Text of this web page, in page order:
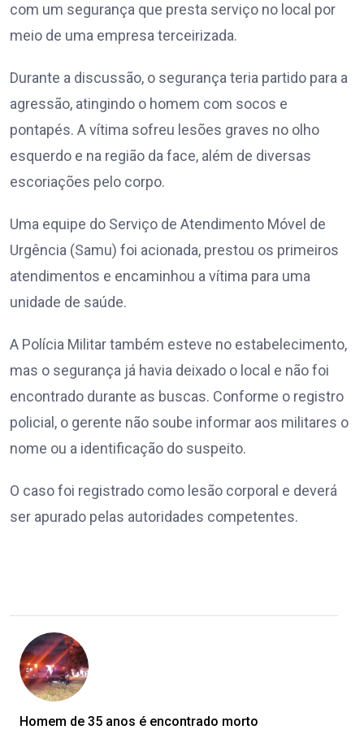
com um segurança que presta serviço no local por
meio de uma empresa terceirizada.
Durante a discussão, o segurança teria partido para a
agressão, atingindo o homem com socos e
pontapés. A vítima sofreu lesões graves no olho
esquerdo e na região da face, além de diversas
escoriações pelo corpo.
Uma equipe do Serviço de Atendimento Móvel de
Urgência (Samu) foi acionada, prestou os primeiros
atendimentos e encaminhou a vítima para uma
unidade de saúde.
A Polícia Militar também esteve no estabelecimento,
mas o segurança já havia deixado o local e não foi
encontrado durante as buscas. Conforme o registro
policial, o gerente não soube informar aos militares o
nome ou a identificação do suspeito.
O caso foi registrado como lesão corporal e deverá
ser apurado pelas autoridades competentes.
Homem de 35 anos é encontrado morto